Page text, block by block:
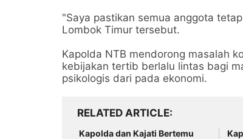
"Saya pastikan semua anggota
Lombok Timur tersebut.
Kapolda NTB mendorong masalah
kebijakan tertib berlalu lintas bagi
psikologis dari pada ekonomi.
RELATED ARTICLE
Kapolda dan Kajati Bertemu